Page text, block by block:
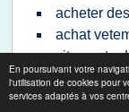
En poursuivant votre
l'utilisation de cookies pour
services adaptés à vos
acheter
achat
site vente
achat en
achat